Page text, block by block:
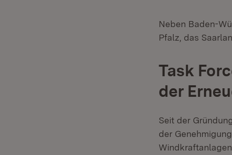
Neben Baden-
Pfalz, das
Task
der
Seit der
der